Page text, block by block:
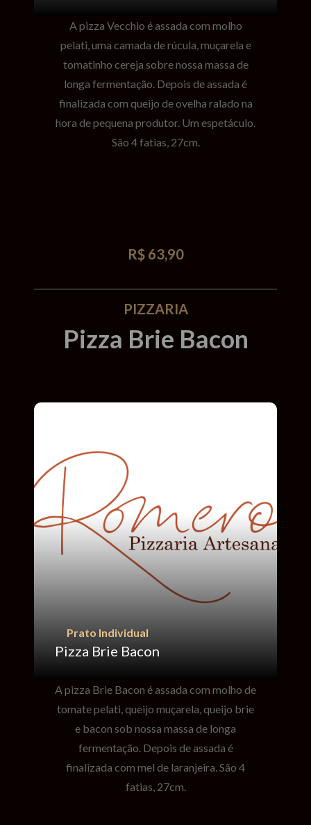
A pizza Vecchio é assada com molho
pelati, uma camada de rúcula, muçarela e
tomatinho cereja sobre nossa massa de
longa fermentação. Depois de assada é
finalizada com queijo de ovelha ralado na
hora de pequena produtor. Um espetáculo.
São 4 fatias, 27cm.
R$ 63,90
PIZZARIA
Pizza Brie Bacon
Prato Individual
Pizza Brie Bacon
A pizza Brie Bacon é assada com molho de
tomate pelati, queijo muçarela, queijo brie
e bacon sob nossa massa de longa
fermentação. Depois de assada é
finalizada com mel de laranjeira. São 4
fatias, 27cm.